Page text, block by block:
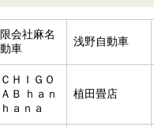
会社麻名
車
浅野自動車
ＣＨＩＧＯ
ＡＢ ｈａｎ
ａｎａ
植田畳店